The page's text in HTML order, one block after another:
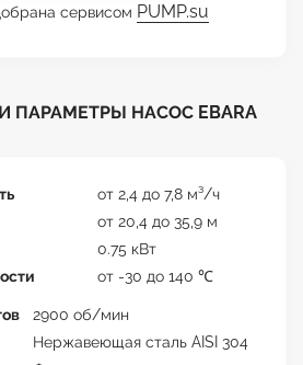
сервисом PUMP.su
ПАРАМЕТРЫ НАСОС EBARA
от 2,4 до 7,8 м³/ч
от 20,4 до 35,9 м
0.75 кВт
от -30 до 140 ℃
2900 об/мин
Нержавеющая сталь AISI 304